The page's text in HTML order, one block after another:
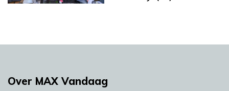
Over MAX Vandaag